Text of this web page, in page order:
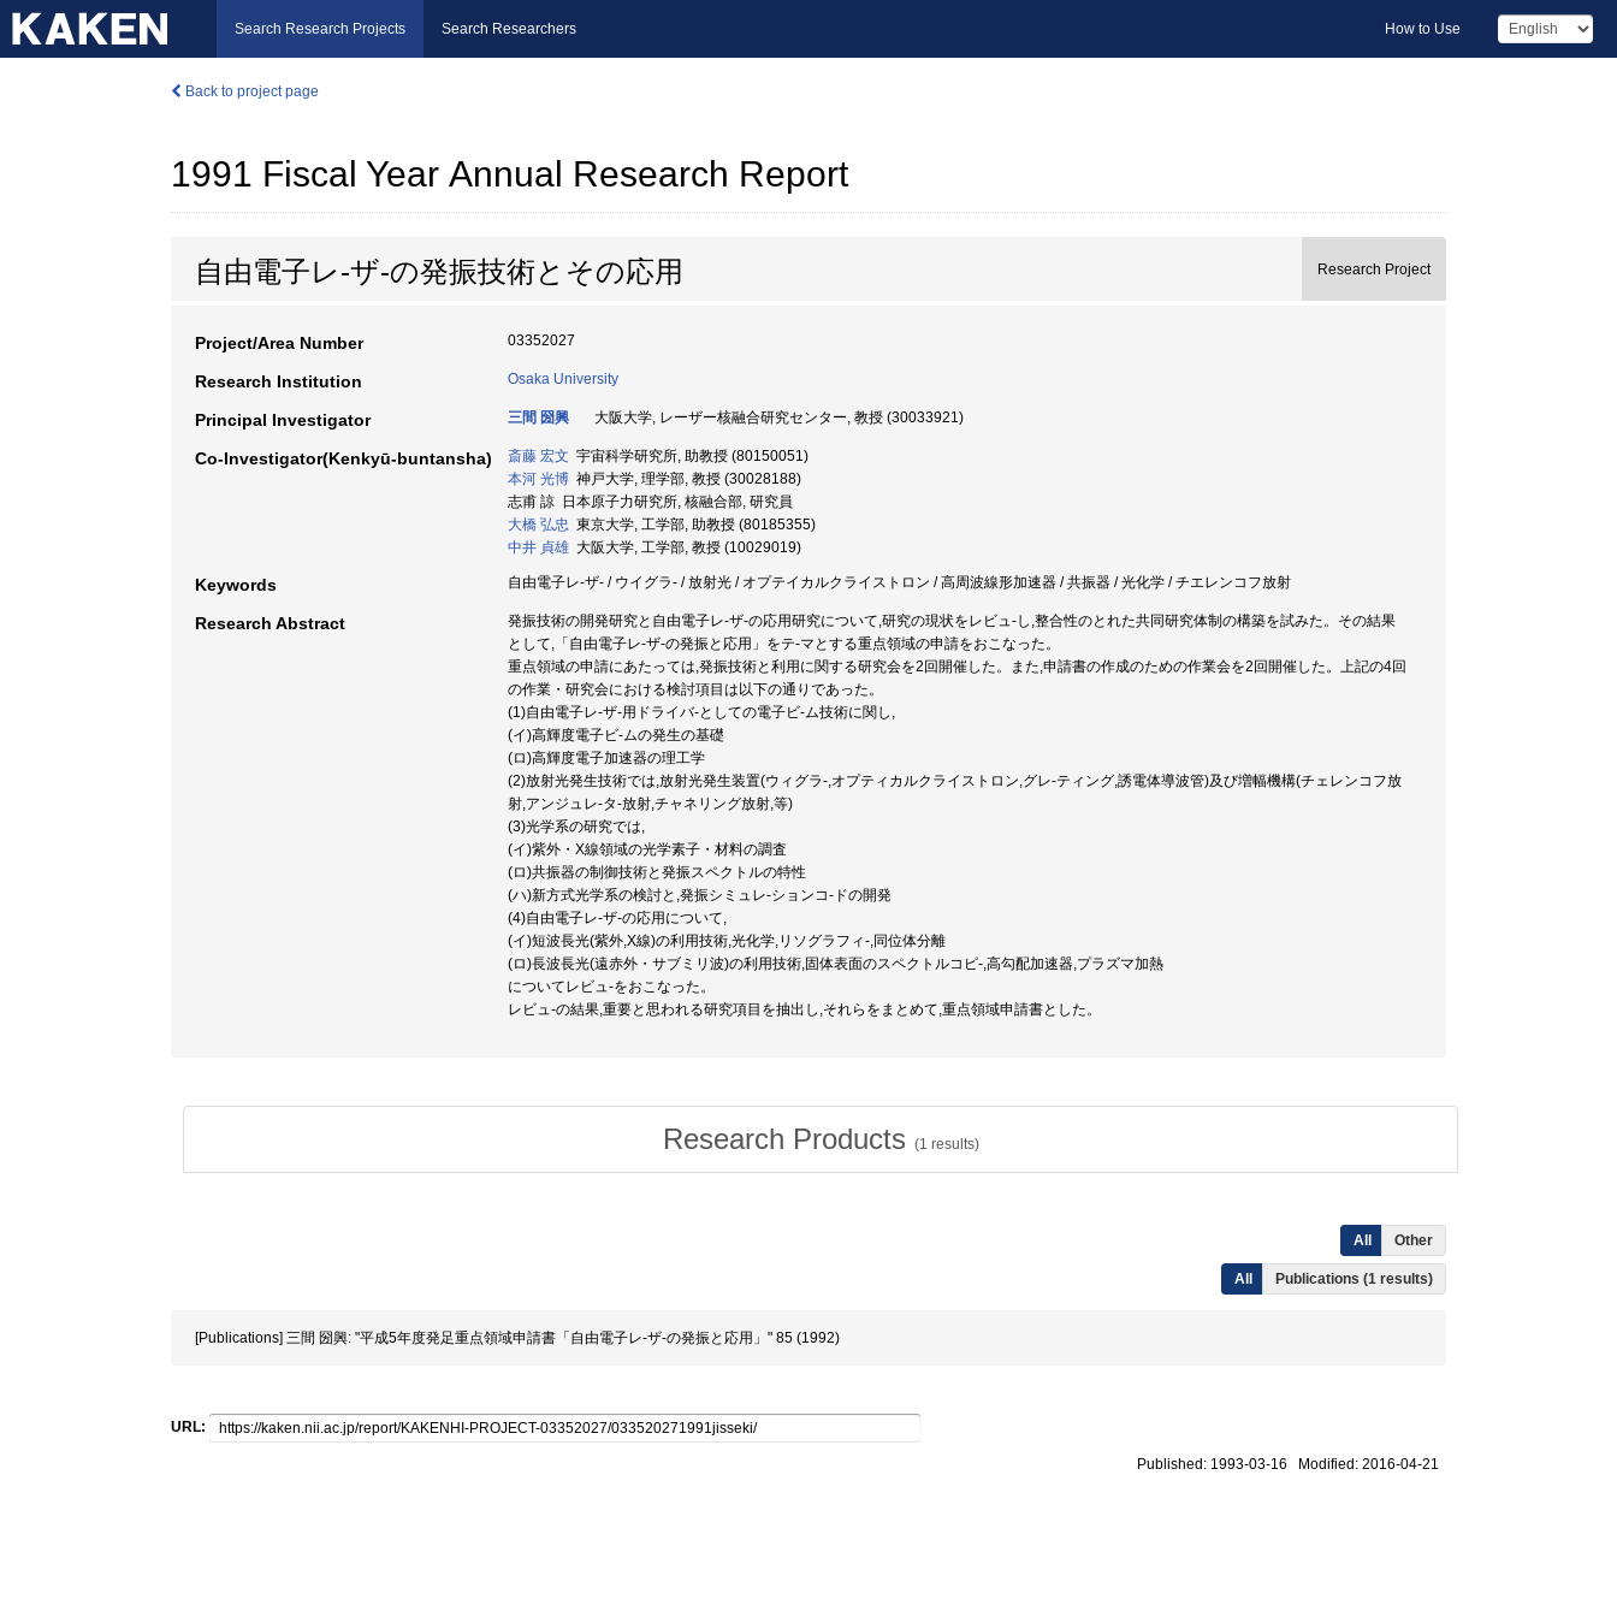
Search Research Projects Search Researchers How to Use
Back to project page
1991 Fiscal Year Annual Research Report
自由電子レ-ザ-の発振技術とその応用 Research Project
Project/Area Number 03352027
Research Institution Osaka University
Principal Investigator 三間 圀興 大阪大学, レーザー核融合研究センター, 教授 (30033921)
Co-Investigator(Kenkyū-buntansha) 斎藤 宏文 宇宙科学研究所, 助教授 (80150051)
本河 光博 神戸大学, 理学部, 教授 (30028188)
志甫 諒 日本原子力研究所, 核融合部, 研究員
大橋 弘忠 東京大学, 工学部, 助教授 (80185355)
中井 貞雄 大阪大学, 工学部, 教授 (10029019)
Keywords 自由電子レ-ザ- / ウイグラ- / 放射光 / オプテイカルクライストロン / 高周波線形加速器 / 共振器 / 光化学 / チエレンコフ放射
Research Abstract
発振技術の開発研究と自由電子レ-ザ-の応用研究について,研究の現状をレビュ-し,整合性のとれた共同研究体制の構築を試みた。その結果
として,「自由電子レ-ザ-の発振と応用」をテ-マとする重点領域の申請をおこなった。
重点領域の申請にあたっては,発振技術と利用に関する研究会を2回開催した。また,申請書の作成のための作業会を2回開催した。上記の4回
の作業・研究会における検討項目は以下の通りであった。
(1)自由電子レ-ザ-用ドライバ-としての電子ビ-ム技術に関し,
(イ)高輝度電子ビ-ムの発生の基礎
(ロ)高輝度電子加速器の理工学
(2)放射光発生技術では,放射光発生装置(ウィグラ-,オプティカルクライストロン,グレ-ティング,誘電体導波管)及び増幅機構(チェレンコフ放
射,アンジュレ-タ-放射,チャネリング放射,等)
(3)光学系の研究では,
(イ)紫外・X線領域の光学素子・材料の調査
(ロ)共振器の制御技術と発振スペクトルの特性
(ハ)新方式光学系の検討と,発振シミュレ-ションコ-ドの開発
(4)自由電子レ-ザ-の応用について,
(イ)短波長光(紫外,X線)の利用技術,光化学,リソグラフィ-,同位体分離
(ロ)長波長光(遠赤外・サブミリ波)の利用技術,固体表面のスペクトルコピ-,高勾配加速器,プラズマ加熱
についてレビュ-をおこなった。
レビュ-の結果,重要と思われる研究項目を抽出し,それらをまとめて,重点領域申請書とした。
Research Products (1 results)
All Other
All Publications (1 results)
[Publications] 三間 圀興: "平成5年度発足重点領域申請書「自由電子レ-ザ-の発振と応用」" 85 (1992)
URL:
Published: 1993-03-16 Modified: 2016-04-21